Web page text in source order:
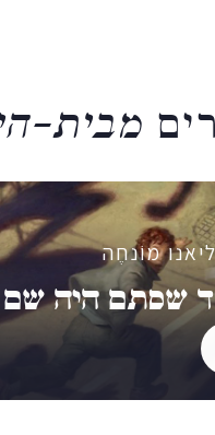
מבית-
מוֹנחֶה
שסתם היה שם